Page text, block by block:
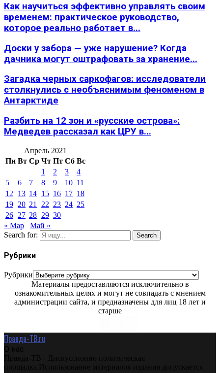
Как научиться эффективно управлять своим
временем: практическое руководство,
которое реально работает в...
Доски у забора — уже нарушение? Когда
дачника могут оштрафовать за хранение...
Загадка черных саркофагов: исследователи
столкнулись с необъяснимым феноменом в
Антарктиде
Разбить на 12 зон и «русские острова»:
Медведев рассказал как ЦРУ в...
Апрель 2021
Пн Вт Ср Чт Пт Сб Вс
1
2 3
4
5
6 7 8 9 10 11
12
13 14 15 16 17 18
19 20 21 22 23 24 25
26 27 28 29 30
« Мар
Май »
Search for:
Search
Рубрики
Рубрики
Материалы предоставляются исключительно в
ознакомительных целях и могут не совпадать с мнением
администрации сайта, и предназначены для лиц 18 лет и
старше
Правда-ТВ.ru
О нас
Правда-ТВ - Дискуссионно политическая
площадка.Использование материалов издания допускается